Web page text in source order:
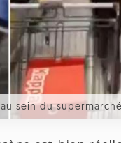
sein du supermarché